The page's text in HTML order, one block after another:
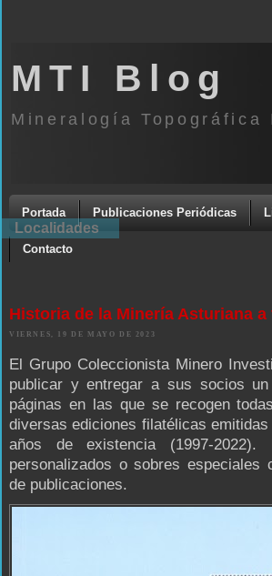
MTI Blog
Mineralogía Topográfica
Portada Publicaciones Periódicas
Contacto
Historia de la Minería Asturiana
VIERNES, 19 DE MAYO DE 2023
El Grupo Coleccionista Minero
publicar y entregar a sus socios
páginas en las que se recogen
diversas ediciones filatélicas
años de existencia (1997-2022).
personalizados o sobres especiales
de publicaciones.
Localidades